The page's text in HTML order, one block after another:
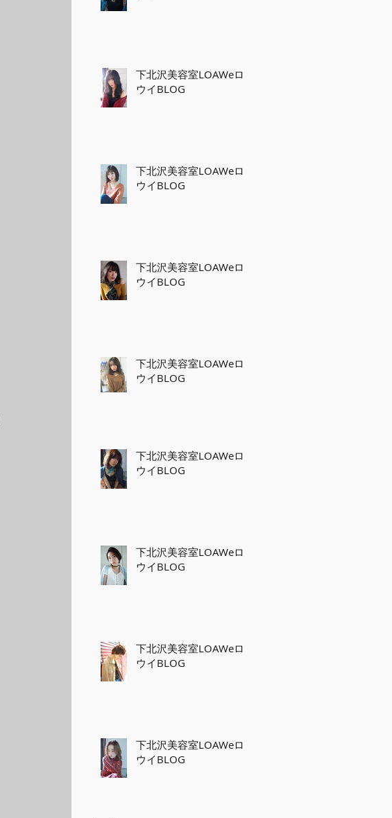
下北沢美容室LOAWeロ
ウイBLOG
下北沢美容室LOAWeロ
ウイBLOG
下北沢美容室LOAWeロ
ウイBLOG
下北沢美容室LOAWeロ
ウイBLOG
下北沢美容室LOAWeロ
ウイBLOG
下北沢美容室LOAWeロ
ウイBLOG
下北沢美容室LOAWeロ
ウイBLOG
下北沢美容室LOAWeロ
ウイBLOG